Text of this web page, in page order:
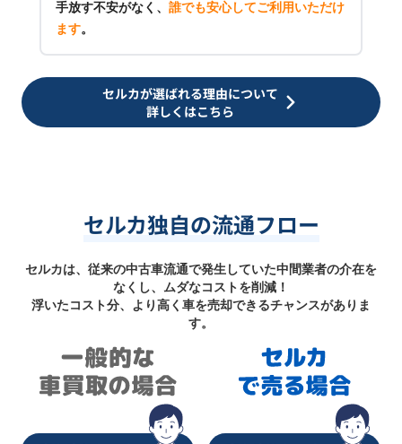
手放す不安がなく、 誰でも安心してご利用いただけ
ます。
セルカが選ばれる理由について
詳しくはこちら
セルカ独自の流通フロー
セルカは、従来の中古車流通で発生していた中間業者の介在を
なくし、ムダなコストを削減！
浮いたコスト分、より高く車を売却できるチャンスがありま
す。